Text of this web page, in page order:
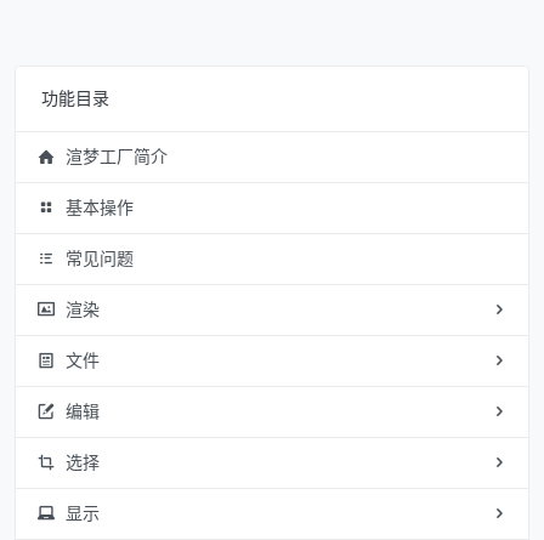
功能目录
渲梦工厂简介
基本操作
常见问题
渲染
文件
编辑
选择
显示